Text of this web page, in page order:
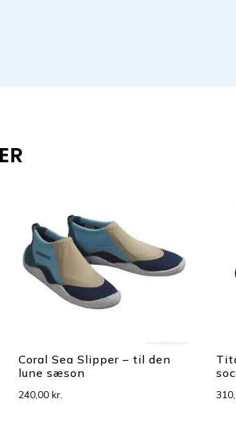
Coral Sea Slipper – til den
lune sæson
240,00kr.